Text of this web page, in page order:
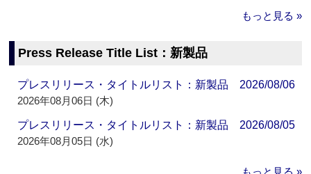
もっと見る »
Press Release Title List：新製品
プレスリリース・タイトルリスト：新製品 2026/08/06
2026年08月06日 (木)
プレスリリース・タイトルリスト：新製品 2026/08/05
2026年08月05日 (水)